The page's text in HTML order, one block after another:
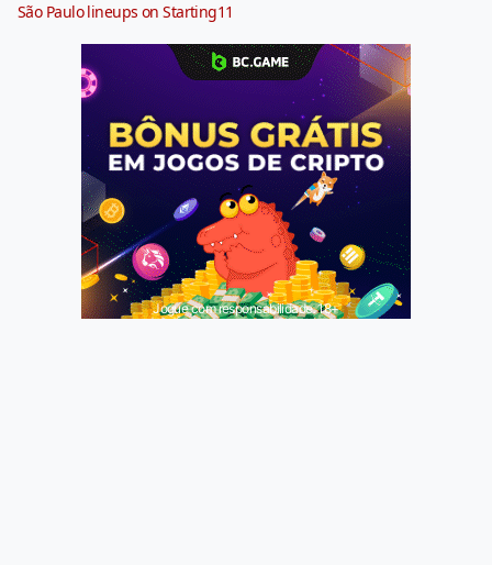
São Paulo lineups on Starting11
Jogue com responsabilidade. 18+